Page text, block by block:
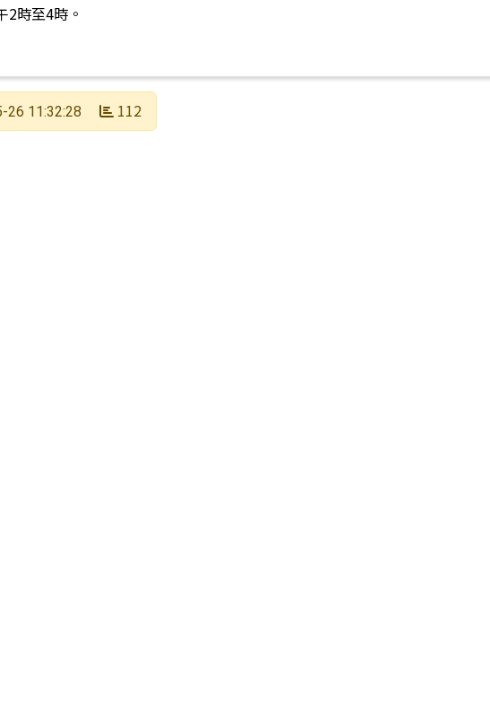
武營國家藝術文化中心2026年「【武營大圖鑑】戲劇的多重宇宙」PaGamO
2時至4時。
26 11:32:28 112